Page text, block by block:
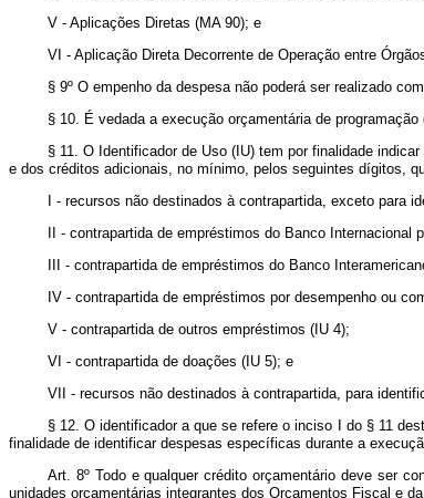
V - Aplicações Diretas (MA 90); e
VI - Aplicação Direta Decorrente de Operação entre
§ 9º O empenho da despesa não poderá ser realizado
§ 10. É vedada a execução orçamentária de
§ 11. O Identificador de Uso (IU) tem por finalidade
e dos créditos adicionais, no mínimo, pelos seguintes dígitos,
I - recursos não destinados à contrapartida, exceto
II - contrapartida de empréstimos do Banco
III - contrapartida de empréstimos do Banco
IV - contrapartida de empréstimos por desempenho ou
V - contrapartida de outros empréstimos (IU 4);
VI - contrapartida de doações (IU 5); e
VII - recursos não destinados à contrapartida, para
§ 12. O identificador a que se refere o inciso I do § 11
finalidade de identificar despesas específicas durante a
Art. 8º Todo e qualquer crédito orçamentário deve ser
unidades orçamentárias integrantes dos Orçamentos Fiscal e